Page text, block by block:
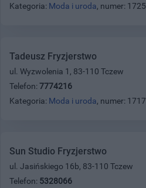
Kategoria: Moda i uroda, numer: 1725
Tadeusz Fryzjerstwo
ul. Wyzwolenia 1, 83-110 Tczew
Telefon: 7774216
Kategoria: Moda i uroda, numer: 1717
Sun Studio Fryzjerstwo
ul. Jasińskiego 16b, 83-110 Tczew
Telefon: 5328066